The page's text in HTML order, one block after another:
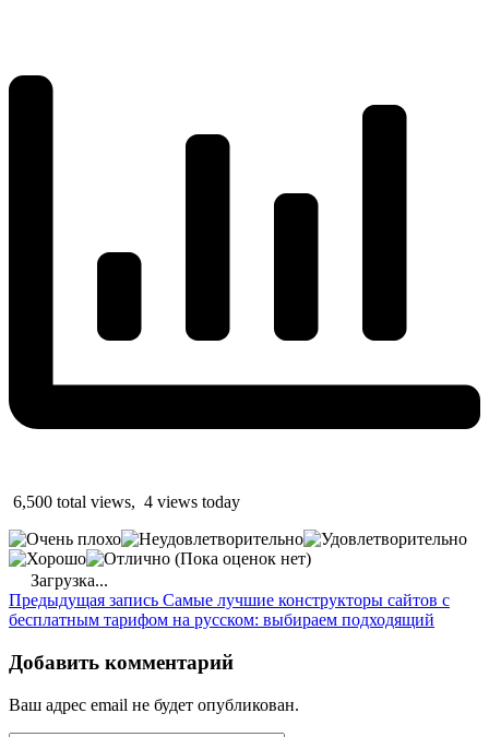
6,500 total views, 4 views today
(Пока оценок нет)
Загрузка...
Предыдущая запись Самые лучшие конструкторы сайтов с
бесплатным тарифом на русском: выбираем подходящий
Добавить комментарий
Ваш адрес email не будет опубликован.